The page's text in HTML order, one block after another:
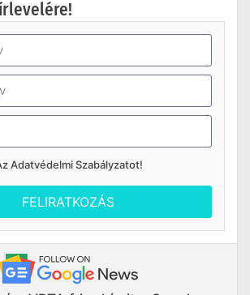
Adatvédelmi Szabályzatot!
FELIRATKOZÁS